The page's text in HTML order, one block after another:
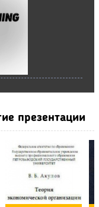
презентации